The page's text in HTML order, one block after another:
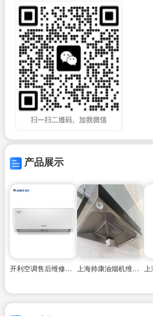
产品展示
开利空调售后维修上海 上海帅康油烟机维修公司电话号码